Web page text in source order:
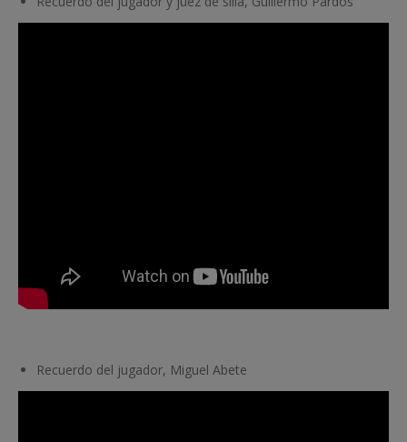
Recuerdo del jugador, Miguel Abete